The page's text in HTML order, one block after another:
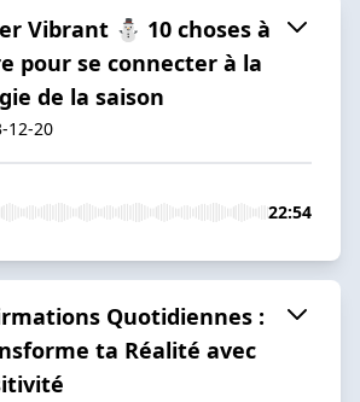
Vibrant ⛄ 10 choses à
pour se connecter à la
de la saison
12-20
22:54
Quotidiennes :
ta Réalité avec